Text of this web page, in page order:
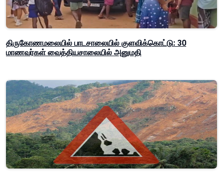
திருகோணமலையில் பாடசாலையில் குளவிக்கொட்டு: 30
மாணவர்கள் வைத்தியசாலையில் அனுமதி